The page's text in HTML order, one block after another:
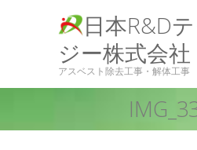
日本R&D
ジー株式会社
アスベスト除去工事・解体工事